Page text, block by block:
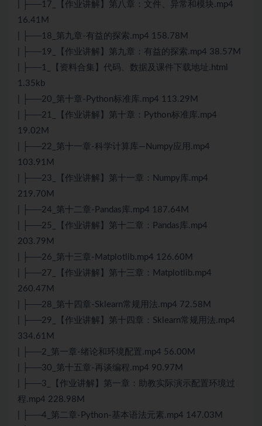
| ├──17_【作业讲解】第八章：文件、异常和模块.mp4
16.41M
| ├──18_第九章-有益的探索.mp4 158.78M
| ├──19_【作业讲解】第九章：有益的探索.mp4 38.57M
| ├──1_【资料合集】代码、数据及课件下载地址.html
1.35kb
| ├──20_第十章-Python标准库.mp4 113.29M
| ├──21_【作业讲解】第十章：Python标准库.mp4
19.02M
| ├──22_第十一章-科学计算库—Numpy应用.mp4
103.91M
| ├──23_【作业讲解】第十一章：Numpy库.mp4
219.70M
| ├──24_第十二章-Pandas库.mp4 187.64M
| ├──25_【作业讲解】第十二章：Pandas库.mp4
203.79M
| ├──26_第十三章-Matplotlib.mp4 126.60M
| ├──27_【作业讲解】第十三章：Matplotlib.mp4
260.47M
| ├──28_第十四章-Sklearn常规用法.mp4 72.58M
| ├──29_【作业讲解】第十四章：Sklearn常规用法.mp4
334.61M
| ├──2_第一章-绪论和环境配置.mp4 56.00M
| ├──30_第十五章-再谈编程.mp4 90.97M
| ├──3_【作业讲解】第一章：助教实际演示配置环境过
程.mp4 228.98M
| ├──4_第二章-Python-基本语法元素.mp4 147.03M